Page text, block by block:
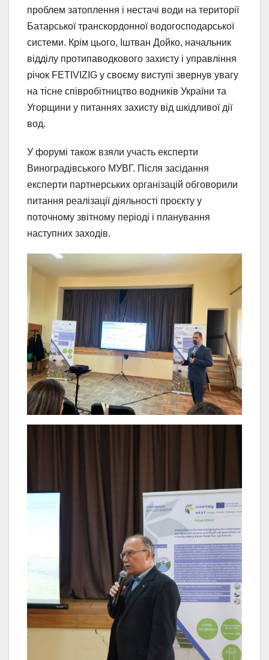
проблем затоплення і нестачі води на території
Батарської транскордонної водогосподарської
системи. Крім цього, Іштван Дойко, начальник
відділу протипаводкового захисту і управління
річок FETIVIZIG у своєму виступі звернув увагу
на тісне співробітництво водників України та
Угорщини у питаннях захисту від шкідливої дії
вод.
У форумі також взяли участь експерти
Виноградівського МУВГ. Після засідання
експерти партнерських організацій обговорили
питання реалізації діяльності проєкту у
поточному звітному періоді і планування
наступних заходів.